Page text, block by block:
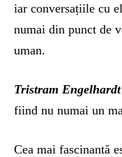
iar conversațiile cu
numai din punct de
uman.
Tristram Engelhardt
fiind nu numai un
Cea mai fascinantă